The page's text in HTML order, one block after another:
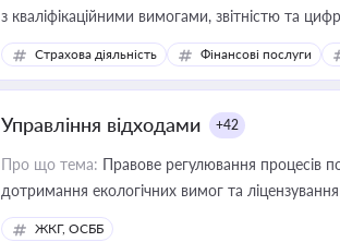
з кваліфікаційними вимогами, звітністю та
медійних змін у цій сфері корисне для
приватизації, оренди державного майна,
Страхова діяльність Фінансові послуги
Управління відходами +42
Про що тема: Правове регулювання процесів
дотримання екологічних вимог та ліцензування
ЖКГ, ОСББ